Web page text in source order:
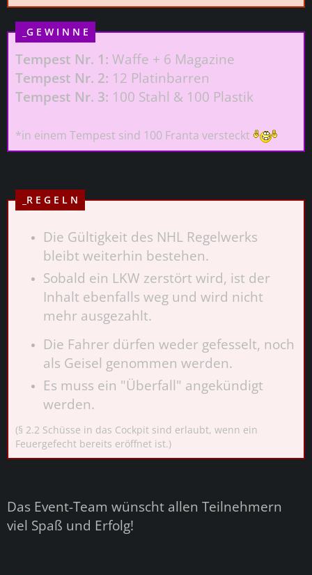
_G E W I N N E
Tempest Nr. 1: Waffe + 6 Magazine
Tempest Nr. 2: 12 Platinbarren
Tempest Nr. 3: 100 Stahl & 100 Plastik
*in einem Tempest sind 100 Franta versteckt
_R E G E L N
Die Gültigkeit des NHL Regelwerks
bleibt weiterhin bestehen.
Sobald ein LKW zerstört wird, ist der
Inhalt ebenfalls weg und wird nicht
mehr ausgezahlt.
Die Fahrer dürfen weder gefesselt, noch
als Geisel genommen werden.
Es muss ein "Überfall" angekündigt
werden.
(§ 2.2 Schüsse in das Cockpit sind erlaubt, wenn ein
Feuergefecht bereits eröffnet ist.)
Das Event-Team wünscht allen Teilnehmern
viel Spaß und Erfolg!